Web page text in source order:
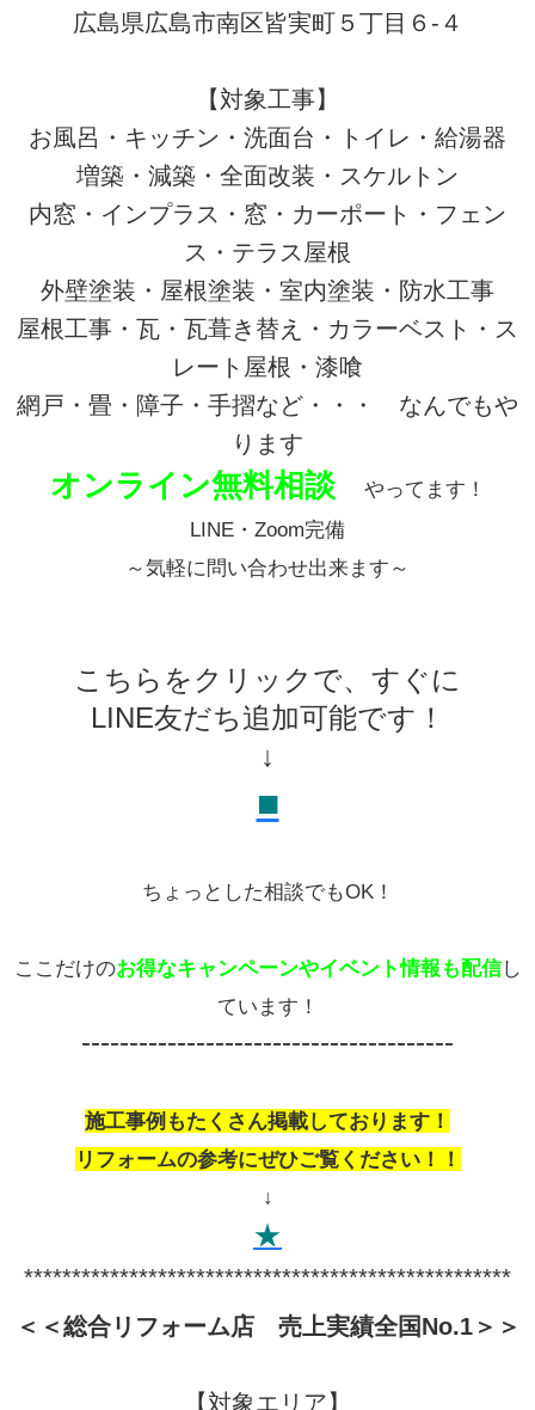
広島県広島市南区皆実町５丁目６-４
【対象工事】
お風呂・キッチン・洗面台・トイレ・給湯器
増築・減築・全面改装・スケルトン
内窓・インプラス・窓・カーポート・フェン
ス・テラス屋根
外壁塗装・屋根塗装・室内塗装・防水工事
屋根工事・瓦・瓦葺き替え・カラーベスト・ス
レート屋根・漆喰
網戸・畳・障子・手摺など・・・ なんでもや
ります
オンライン無料相談
やってます！
LINE・Zoom完備
～気軽に問い合わせ出来ます～
こちらをクリックで、すぐに
LINE友だち追加可能です！
↓
■
ちょっとした相談でもOK！
ここだけのお得なキャンペーンやイベント情報も配信し
ています！
---------------------------------------
施工事例もたくさん掲載しております！
リフォームの参考にぜひご覧ください！！
↓
★
***************************************************
＜＜総合リフォーム店 売上実績全国No.1＞＞
【対象エリア】